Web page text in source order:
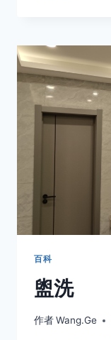
存
的
区
别
百科
盥洗
作者Wang.Ge